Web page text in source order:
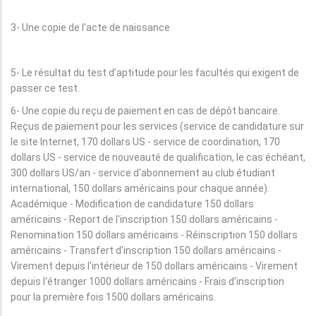
3- Une copie de l'acte de naissance
5- Le résultat du test d'aptitude pour les facultés qui exigent de
passer ce test.
6- Une copie du reçu de paiement en cas de dépôt bancaire.
Reçus de paiement pour les services (service de candidature sur
le site Internet, 170 dollars US - service de coordination, 170
dollars US - service de nouveauté de qualification, le cas échéant,
300 dollars US/an - service d'abonnement au club étudiant
international, 150 dollars américains pour chaque année).
Académique - Modification de candidature 150 dollars
américains - Report de l'inscription 150 dollars américains -
Renomination 150 dollars américains - Réinscription 150 dollars
américains - Transfert d'inscription 150 dollars américains -
Virement depuis l'intérieur de 150 dollars américains - Virement
depuis l'étranger 1000 dollars américains - Frais d'inscription
pour la première fois 1500 dollars américains.